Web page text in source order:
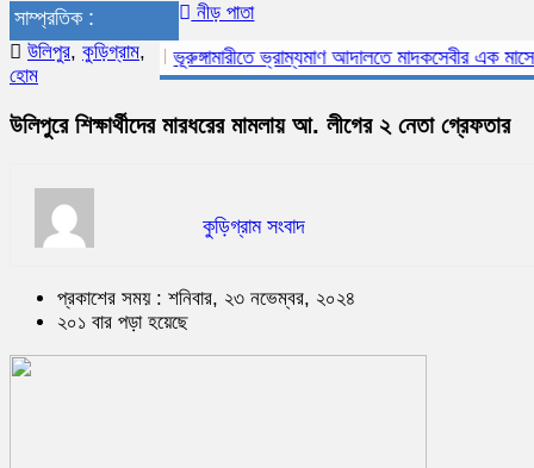
সাম্প্রতিক :
ভূরুঙ্গামারীতে ভ্রাম্যমাণ আদালতে মাদকসেবীর এক মাসের
নীড় পাতা
উলিপুর, কুড়িগ্রাম,
হোম
উলিপুরে শিক্ষার্থীদের মারধরের মামলায় আ. লীগের ২ নেতা গ্রেফতার
কুড়িগ্রাম সংবাদ
প্রকাশের সময় : শনিবার, ২৩ নভেম্বর, ২০২৪
২০১ বার পড়া হয়েছে